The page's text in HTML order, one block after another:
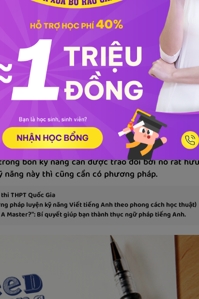
Học phát âm Giao tiếp Luyện viết Phổ thông Luyện nói
Tài liệu
kỹ năng viết trong Tiếng Anh?
bốn kỹ năng cần được trao dồi bởi nó rất
này thì cũng cần có phương pháp.
THPT Quốc Gia
pháp luyện kỹ năng Viết tiếng Anh theo phong cách học thuật)
Master?": Bí quyết giúp bạn thành thục ngữ pháp tiếng Anh.